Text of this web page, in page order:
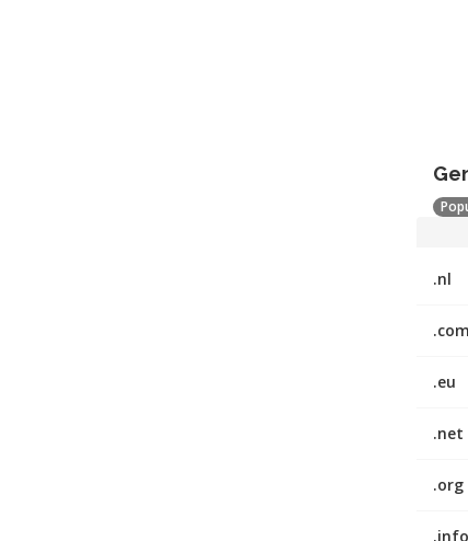
.nl
.com
.eu
.net
.org
.info